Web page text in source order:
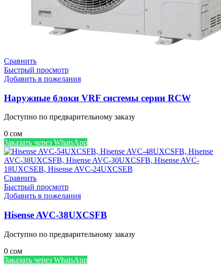
Сравнить
Быстрый просмотр
Добавить в пожелания
Наружные блоки VRF системы серии RCW
Доступно по предварительному заказу
0 сом
Заказать через WhatsApp
Сравнить
Быстрый просмотр
Добавить в пожелания
Hisense AVC-38UXCSFB
Доступно по предварительному заказу
0 сом
Заказать через WhatsApp